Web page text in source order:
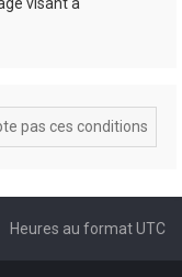
visant à
Heures au formatUTC